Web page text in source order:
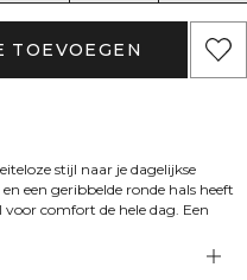
TOEVOEGEN
stijl naar je dagelijkse
een geribbelde ronde hals heeft
voor comfort de hele dag. Een
met leggings, shorts of jeans.
weekenden.